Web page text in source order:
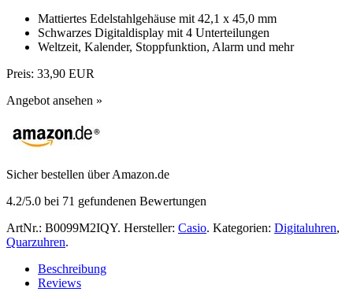
Mattiertes Edelstahlgehäuse mit 42,1 x 45,0 mm
Schwarzes Digitaldisplay mit 4 Unterteilungen
Weltzeit, Kalender, Stoppfunktion, Alarm und mehr
Preis: 33,90 EUR
Angebot ansehen »
Sicher bestellen über Amazon.de
4.2/5.0 bei 71 gefundenen Bewertungen
ArtNr.: B0099M2IQY. Hersteller: Casio. Kategorien: Digitaluhren,
Quarzuhren.
Beschreibung
Reviews